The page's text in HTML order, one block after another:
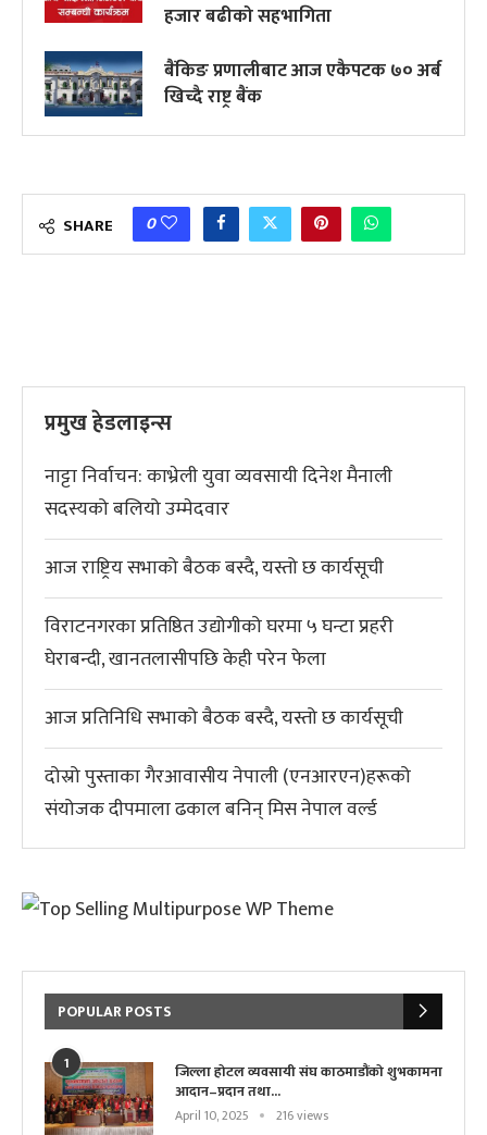
हजार बढीको सहभागिता
बैंकिङ प्रणालीबाट आज एकैपटक ७० अर्ब
खिच्दै राष्ट्र बैंक
SHARE 0
प्रमुख हेडलाइन्स
नाट्टा निर्वाचन: काभ्रेली युवा व्यवसायी दिनेश मैनाली
सदस्यको बलियो उम्मेदवार
आज राष्ट्रिय सभाको बैठक बस्दै, यस्तो छ कार्यसूची
विराटनगरका प्रतिष्ठित उद्योगीको घरमा ५ घन्टा प्रहरी
घेराबन्दी, खानतलासीपछि केही परेन फेला
आज प्रतिनिधि सभाको बैठक बस्दै, यस्तो छ कार्यसूची
दोस्रो पुस्ताका गैरआवासीय नेपाली (एनआरएन)हरूको
संयोजक दीपमाला ढकाल बनिन् मिस नेपाल वर्ल्ड
POPULAR POSTS
1
जिल्ला होटल व्यवसायी संघ काठमाडौंको शुभकामना
आदान–प्रदान तथा...
April 10, 2025 216 views